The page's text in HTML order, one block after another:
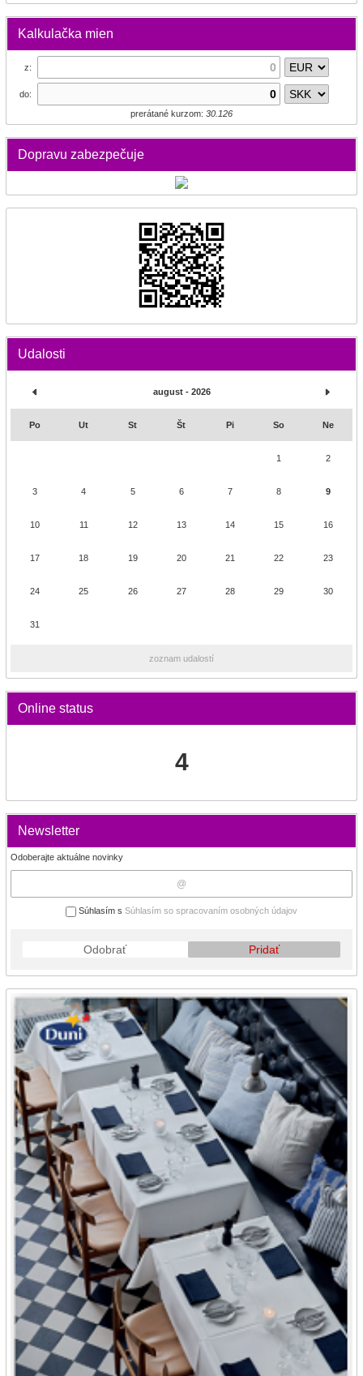
Kalkulačka mien
z:
do:
prerátané kurzom: 30.126
Dopravu zabezpečuje
Udalosti
august - 2026
Po Ut St Št Pi So Ne
1 2
3 4 5 6 7 8 9
10 11 12 13 14 15 16
17 18 19 20 21 22 23
24 25 26 27 28 29 30
31
zoznam udalostí
Online status
4
Newsletter
Odoberajte aktuálne novinky
Súhlasím s Súhlasím so spracovaním osobných údajov
Odobrať Pridať